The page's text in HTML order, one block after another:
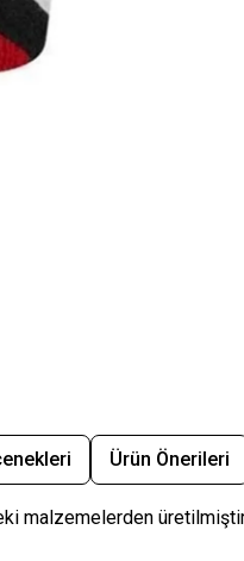
Ürün Önerileri
malzemelerden